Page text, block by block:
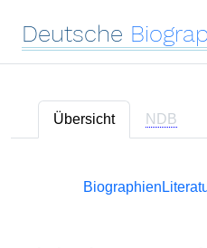
Deutsche
Übersicht NDB
Biographien